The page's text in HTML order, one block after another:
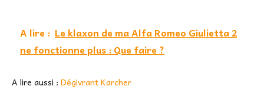
A lire : Le klaxon de ma Alfa Romeo Giulietta 2
ne fonctionne plus : Que faire ?
A lire aussi : Dégivrant Karcher